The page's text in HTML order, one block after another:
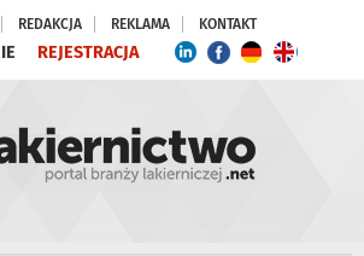
REDAKCJA REKLAMA KONTAKT
REJESTRACJA